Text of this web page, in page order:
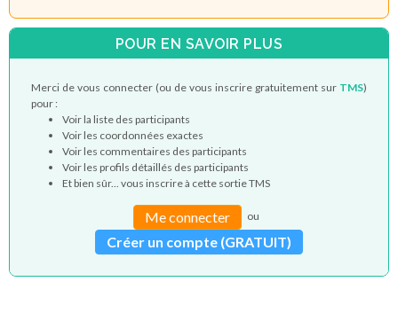
POUR EN SAVOIR PLUS
Merci de vous connecter (ou de vous inscrire gratuitement sur TMS)
pour :
Voir la liste des participants
Voir les coordonnées exactes
Voir les commentaires des participants
Voir les profils détaillés des participants
Et bien sûr... vous inscrire à cette sortie TMS
Me connecter ou
Créer un compte (GRATUIT)